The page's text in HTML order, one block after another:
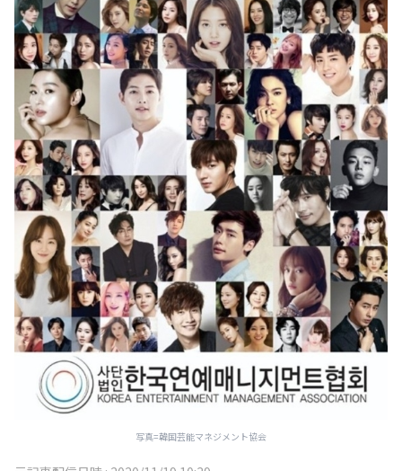
写真=韓国芸能マネジメント協会